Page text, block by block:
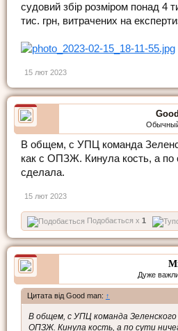
судовий збір розміром понад 4
тис. грн, витрачених на
15 лют 2023
В общем, с УПЦ команда
как с ОПЗЖ. Кинула кость, а по
сделала.
15 лют 2023
Подобається x 1
Дуже
Цитата від Good man: ↑
В общем, с УПЦ команда Зеленского
ОПЗЖ. Кинула кость, а по сути